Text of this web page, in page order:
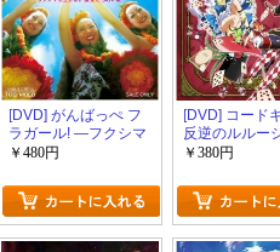
[DVD] がんばっぺ フ
ラガール! ―フクシマ
に生きる。彼女たち
￥480円
[DVD] コード
反逆のルルー
ナリー in ワン
￥380円